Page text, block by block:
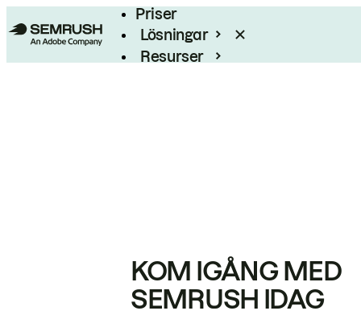
Priser
Lösningar
Resurser
KOM IGÅNG MED
SEMRUSH IDAG